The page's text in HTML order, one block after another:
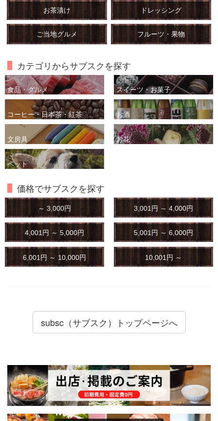
お茶漬け ドレッシング
ご当地グルメ フルーツ・果物
カテゴリからサブスクを探す
食品・グルメ スイーツ・お菓子
コーヒー・日本茶・紅茶 お酒
文房具 お花
ペット
価格でサブスクを探す
～ 3,000円 3,001円 ～ 4,000円
4,001円 ～ 5,000円 5,001円 ～ 6,000円
6,001円 ～ 10,000円 10,001円 ～
subsc（サブスク）トップページへ